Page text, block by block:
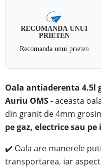
RECOMANDA UNUI
PRIETEN
Recomanda unui prieten
Oala antiaderenta 4.5l
Auriu OMS-aceasta
din granit de 4mm
pe gaz, electrice sau
✔️ Oala are manerele
transportarea, iar